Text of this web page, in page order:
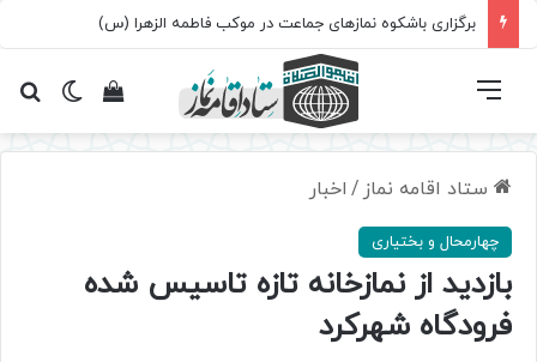
برگزاری باشکوه نمازهای جماعت در موکب فاطمه الزهرا (س)
تغییرمشاهده فهرست
ستاد اقامه نماز / اخبار
چهارمحال و بختیاری
بازدید از نمازخانه تازه تاسیس شده
فرودگاه شهرکرد